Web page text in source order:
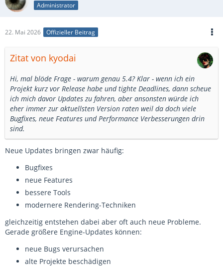
Administrator
22. Mai 2026 Offizieller Beitrag
Zitat von kyodai
Hi, mal blöde Frage - warum genau 5.4? Klar - wenn ich ein
Projekt kurz vor Release habe und tighte Deadlines, dann scheue
ich mich davor Updates zu fahren, aber ansonsten würde ich
eher immer zur aktuellsten Version raten weil da doch viele
Bugfixes, neue Features und Performance Verbesserungen drin
sind.
Neue Updates bringen zwar häufig:
Bugfixes
neue Features
bessere Tools
modernere Rendering-Techniken
gleichzeitig entstehen dabei aber oft auch neue Probleme.
Gerade größere Engine-Updates können:
neue Bugs verursachen
alte Projekte beschädigen